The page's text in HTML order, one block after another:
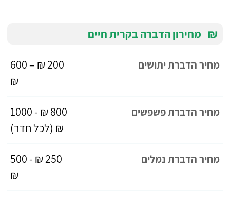
₪ מחירון הדברה בקרית חיים
מחיר הדברת יתושים
200 ₪ – 600
₪
מחיר הדברת פשפשים
800 ₪ - 1000
₪ (לכל חדר)
מחיר הדברת נמלים
250 ₪ - 500
₪